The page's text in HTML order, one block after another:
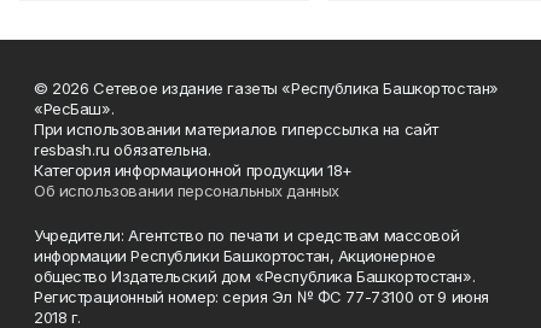
© 2026 Сетевое издание газеты «Республика Башкортостан»
«РесБаш».
При использовании материалов гиперссылка на сайт
resbash.ru обязательна.
Категория информационной продукции 18+
Об использовании персональных данных
Учредители: Агентство по печати и средствам массовой
информации Республики Башкортостан, Акционерное
общество Издательский дом «Республика Башкортостан».
Регистрационный номер: серия Эл № ФС 77-73100 от 9 июня
2018 г.